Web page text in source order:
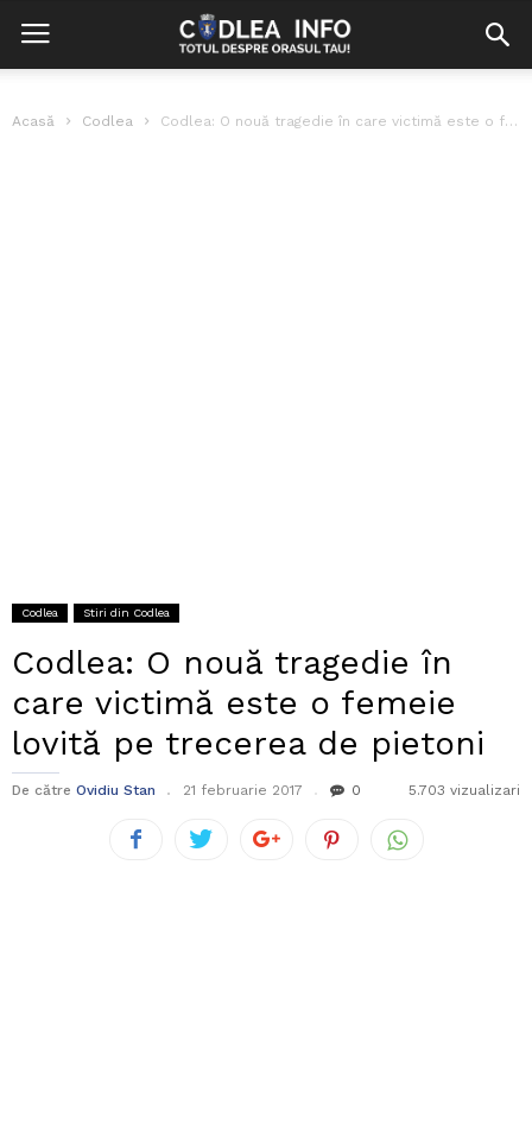
Acasă Codlea Codlea: O nouă tragedie în care victimă este o femeie lovită pe...
Codlea Stiri din Codlea
Codlea: O nouă tragedie în
care victimă este o femeie
lovită pe trecerea de pietoni
De către Ovidiu Stan 21 februarie 2017 0 5.703 vizualizari